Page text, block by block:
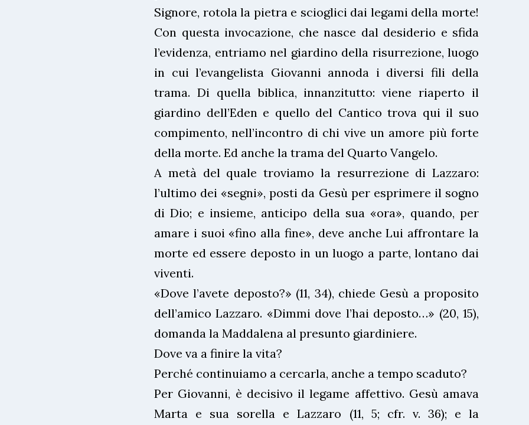
Signore, rotola la pietra e scioglici dai legami della morte!
Con questa invocazione, che nasce dal desiderio e sfida
l’evidenza, entriamo nel giardino della risurrezione, luogo
in cui l’evangelista Giovanni annoda i diversi fili della
trama. Di quella biblica, innanzitutto: viene riaperto il
giardino dell’Eden e quello del Cantico trova qui il suo
compimento, nell’incontro di chi vive un amore più forte
della morte. Ed anche la trama del Quarto Vangelo.
A metà del quale troviamo la resurrezione di Lazzaro:
l’ultimo dei «segni», posti da Gesù per esprimere il sogno
di Dio; e insieme, anticipo della sua «ora», quando, per
amare i suoi «fino alla fine», deve anche Lui affrontare la
morte ed essere deposto in un luogo a parte, lontano dai
viventi.
«Dove l’avete deposto?» (11, 34), chiede Gesù a proposito
dell’amico Lazzaro. «Dimmi dove l’hai deposto…» (20, 15),
domanda la Maddalena al presunto giardiniere.
Dove va a finire la vita?
Perché continuiamo a cercarla, anche a tempo scaduto?
Per Giovanni, è decisivo il legame affettivo. Gesù amava
Marta e sua sorella e Lazzaro (11, 5; cfr. v. 36); e la